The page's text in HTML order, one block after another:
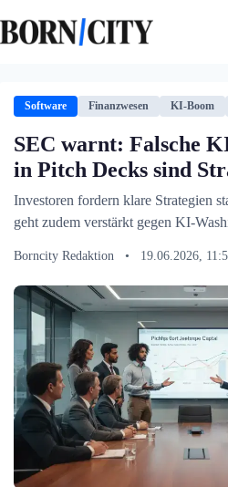
Inhalt
springen
Software Finanzwesen KI-Boom
SEC warnt: Falsche
in Pitch Decks sind
Investoren fordern klare Strategien
geht zudem verstärkt gegen KI-
Borncity Redaktion • 19.06.2026,